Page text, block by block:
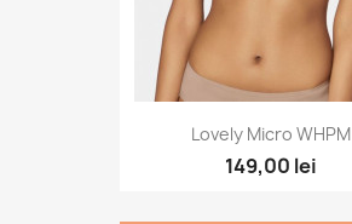
Lovely Micro WHPM
149,00 lei